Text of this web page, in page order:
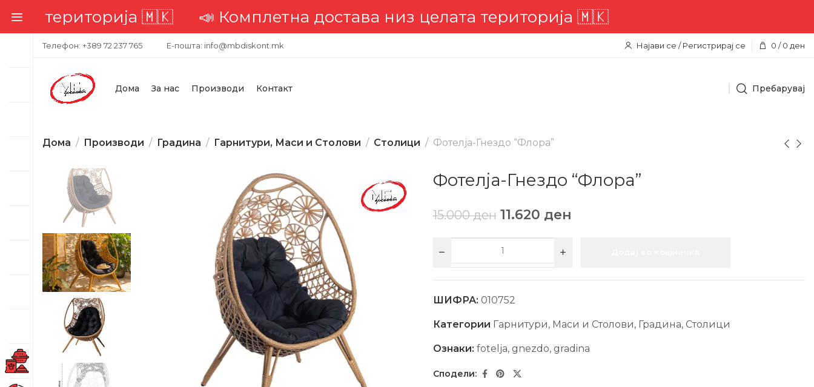
територија 🇲🇰📣 Комплетна достава низ целата територија 🇲🇰
Телефон: +389 72 237 765 Е-пошта: info@mbdiskont.mk Најави се / Регистрирај се 0 / 0 ден
Дома За нас Производи Контакт Пребарувај
Дома Производи Градина Гарнитури, Маси и Столови Столици Фотелја-Гнездо “Флора”
Фотелја-Гнездо “Флора”
15.000ден 11.620 ден
ШИФРА: 010752
Категории Гарнитури, Маси и Столови, Градина, Столици
Ознаки: fotelja, gnezdo, gradina